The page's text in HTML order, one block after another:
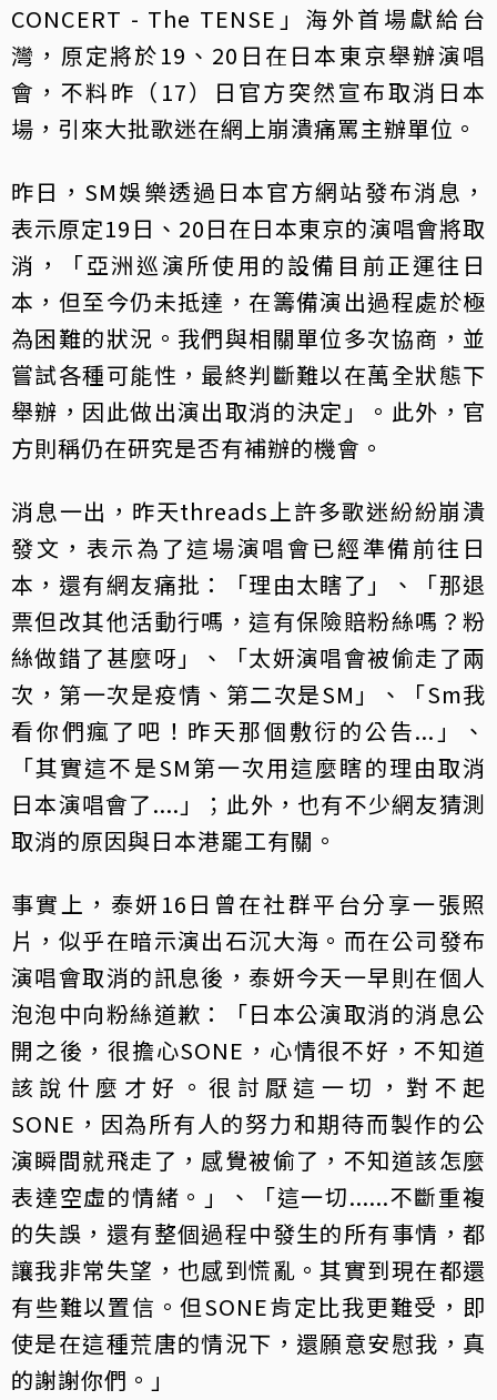
CONCERT - The TENSE」海外首場獻給台
灣，原定將於19、20日在日本東京舉辦演唱
會，不料昨（17）日官方突然宣布取消日本
場，引來大批歌迷在網上崩潰痛罵主辦單位。
昨日，SM娛樂透過日本官方網站發布消息，
表示原定19日、20日在日本東京的演唱會將取
消，「亞洲巡演所使用的設備目前正運往日
本，但至今仍未抵達，在籌備演出過程處於極
為困難的狀況。我們與相關單位多次協商，並
嘗試各種可能性，最終判斷難以在萬全狀態下
舉辦，因此做出演出取消的決定」。此外，官
方則稱仍在研究是否有補辦的機會。
消息一出，昨天threads上許多歌迷紛紛崩潰
發文，表示為了這場演唱會已經準備前往日
本，還有網友痛批：「理由太瞎了」、「那退
票但改其他活動行嗎，這有保險賠粉絲嗎？粉
絲做錯了甚麼呀」、「太妍演唱會被偷走了兩
次，第一次是疫情、第二次是SM」、「Sm我
看你們瘋了吧！昨天那個敷衍的公告...」、
「其實這不是SM第一次用這麼瞎的理由取消
日本演唱會了....」；此外，也有不少網友猜測
取消的原因與日本港罷工有關。
事實上，泰妍16日曾在社群平台分享一張照
片，似乎在暗示演出石沉大海。而在公司發布
演唱會取消的訊息後，泰妍今天一早則在個人
泡泡中向粉絲道歉：「日本公演取消的消息公
開之後，很擔心SONE，心情很不好，不知道
該說什麼才好。很討厭這一切，對不起
SONE，因為所有人的努力和期待而製作的公
演瞬間就飛走了，感覺被偷了，不知道該怎麼
表達空虛的情緒。」、「這一切......不斷重複
的失誤，還有整個過程中發生的所有事情，都
讓我非常失望，也感到慌亂。其實到現在都還
有些難以置信。但SONE肯定比我更難受，即
使是在這種荒唐的情況下，還願意安慰我，真
的謝謝你們。」